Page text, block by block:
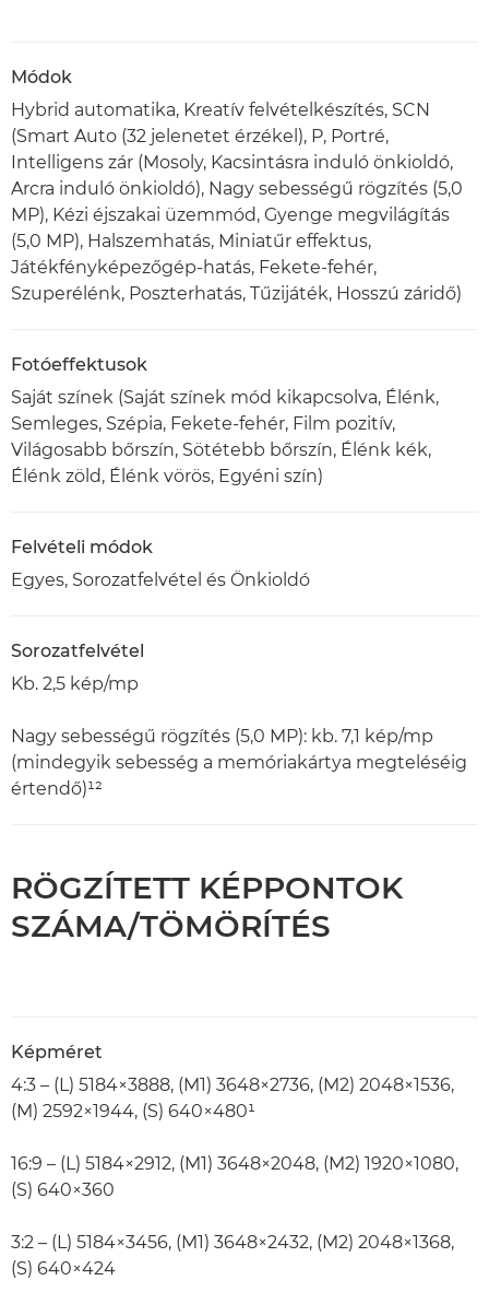
Módok
Hybrid automatika, Kreatív felvételkészítés, SCN
(Smart Auto (32 jelenetet érzékel), P, Portré,
Intelligens zár (Mosoly, Kacsintásra induló önkioldó,
Arcra induló önkioldó), Nagy sebességű rögzítés (5,0
MP), Kézi éjszakai üzemmód, Gyenge megvilágítás
(5,0 MP), Halszemhatás, Miniatűr effektus,
Játékfényképezőgép-hatás, Fekete-fehér,
Szuperélénk, Poszterhatás, Tűzijáték, Hosszú záridő)
Fotóeffektusok
Saját színek (Saját színek mód kikapcsolva, Élénk,
Semleges, Szépia, Fekete-fehér, Film pozitív,
Világosabb bőrszín, Sötétebb bőrszín, Élénk kék,
Élénk zöld, Élénk vörös, Egyéni szín)
Felvételi módok
Egyes, Sorozatfelvétel és Önkioldó
Sorozatfelvétel
Kb. 2,5 kép/mp
Nagy sebességű rögzítés (5,0 MP): kb. 7,1 kép/mp
(mindegyik sebesség a memóriakártya megteléséig
értendő)¹²
RÖGZÍTETT KÉPPONTOK
SZÁMA/TÖMÖRÍTÉS
Képméret
4:3 – (L) 5184×3888, (M1) 3648×2736, (M2) 2048×1536,
(M) 2592×1944, (S) 640×480¹
16:9 – (L) 5184×2912, (M1) 3648×2048, (M2) 1920×1080,
(S) 640×360
3:2 – (L) 5184×3456, (M1) 3648×2432, (M2) 2048×1368,
(S) 640×424